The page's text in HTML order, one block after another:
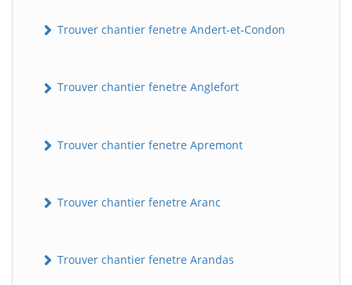
Trouver chantier fenetre Andert-et-Condon
Trouver chantier fenetre Anglefort
Trouver chantier fenetre Apremont
Trouver chantier fenetre Aranc
Trouver chantier fenetre Arandas